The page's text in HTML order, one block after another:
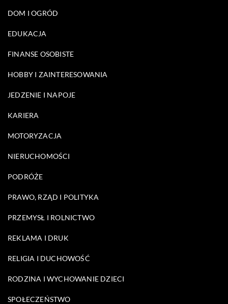
DOM I OGRÓD
EDUKACJA
FINANSE OSOBISTE
HOBBY I ZAINTERESOWANIA
JEDZENIE I NAPOJE
KARIERA
MOTORYZACJA
NIERUCHOMOŚCI
PODRÓŻE
PRAWO, RZĄD I POLITYKA
PRZEMYSŁ I ROLNICTWO
REKLAMA I DRUK
RELIGIA I DUCHOWOŚĆ
RODZINA I WYCHOWANIE DZIECI
SPOŁECZEŃSTWO